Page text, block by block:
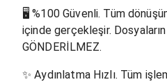
🖥%100 Güvenli. Tüm
içinde gerçekleşir.
GÖNDERİLMEZ.
✨Aydınlatma Hızlı. Tüm